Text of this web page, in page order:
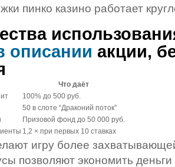
пинко казино работает
описании акции,
Что даёт
100% до 500 руб.
50 в слоте “Драконий поток”
Призовой фонд до 50 000 руб.
1,2 × при первых 10 ставках
игру более
позволяют экономить